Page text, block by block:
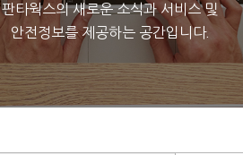
판타웍스의 새로운 소식과 서비스 및
안전정보를 제공하는 공간입니다.